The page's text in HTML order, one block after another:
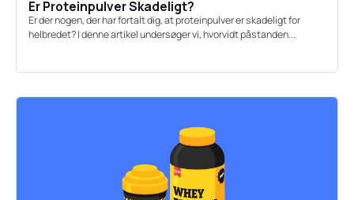
Er Proteinpulver Skadeligt?
Er der nogen, der har fortalt dig, at proteinpulver er skadeligt for
helbredet? I denne artikel undersøger vi, hvorvidt påstanden...